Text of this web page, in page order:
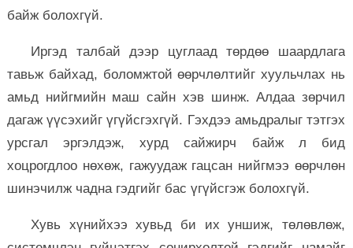
байж болохгүй.
Иргэд талбай дээр цуглаад төрдөө шаардлага
тавьж байхад, боломжтой өөрчлөлтийг хуульчлах нь
амьд нийгмийн маш сайн хэв шинж. Алдаа зөрчил
дагаж үүсэхийг үгүйсгэхгүй. Гэхдээ амьдралыг тэтгэх
урсгал эргэлдэж, хурд сайжирч байж л бид
хоцрогдлоо нөхөж, гажуудаж гацсан нийгмээ өөрчлөн
шинэчилж чадна гэдгийг бас үгүйсгэж болохгүй.
Хувь хүнийхээ хувьд би их уншиж, төлөвлөж,